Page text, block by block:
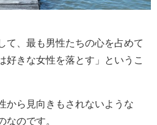
て、最も男性たちの心を占めて
好きな女性を落とす」というこ
から見向きもされないような
なのです。